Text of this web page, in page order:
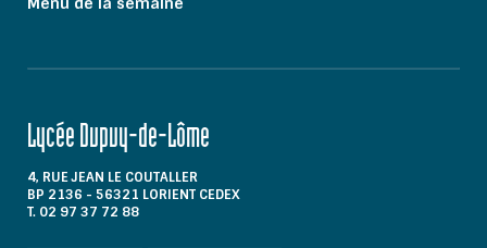
Lycée Dupuy-de-Lôme
4, RUE JEAN LE COUTALLER
BP 2136 - 56321 LORIENT CEDEX
T. 02 97 37 72 88